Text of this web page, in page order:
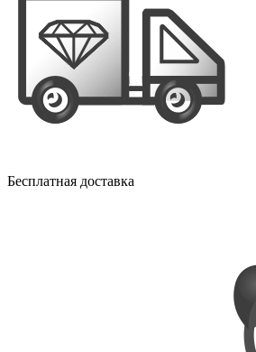
Бесплатная доставка